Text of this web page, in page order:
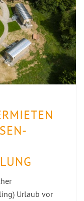
F
Urlaub vor